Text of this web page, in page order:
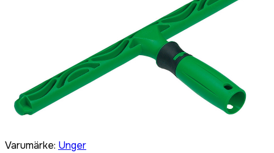
Varumärke: Unger